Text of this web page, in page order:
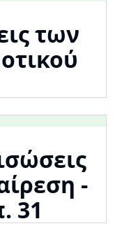
των
-
31